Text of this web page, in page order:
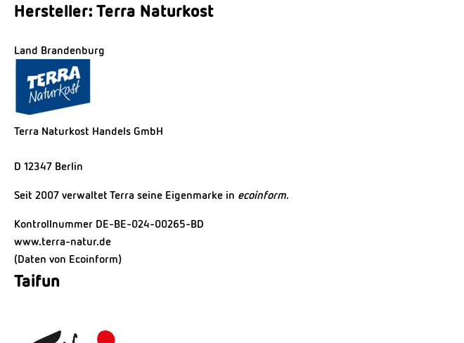
Hersteller: Terra Naturkost
Land Brandenburg
Terra Naturkost Handels GmbH
D 12347 Berlin
Seit 2007 verwaltet Terra seine Eigenmarke in ecoinform.
Kontrollnummer DE-BE-024-00265-BD
www.terra-natur.de
(Daten von Ecoinform)
Taifun